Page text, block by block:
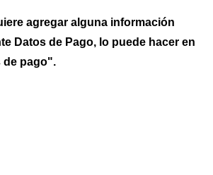
agregar alguna información
Datos de Pago, lo puede hacer en
de pago".